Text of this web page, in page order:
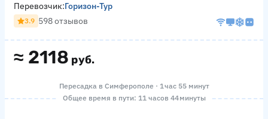
≈ 2118 руб.
Перевозчик:Горизон-Тур
3.9 598 отзывов
Пересадка в Симферополе · 1 час 55 минут
Общее время в пути: 11 часов 44 минуты